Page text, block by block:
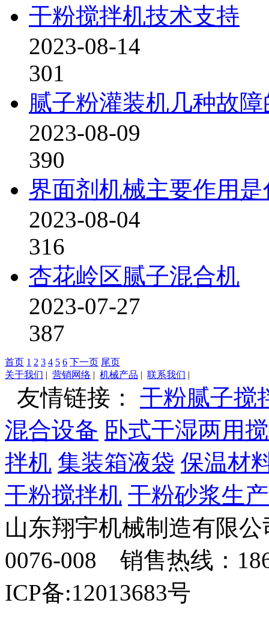
干粉搅拌机技术支持
2023-08-14
301
腻子粉灌装机几种故
2023-08-09
390
界面剂机械主要作用是
2023-08-04
316
杏花岭区腻子混合机
2023-07-27
387
首页 1 2 3 4 5 6 下一页 尾页
关于我们 | 营销网络 | 机械产品 | 联系我们 |
友情链接： 干粉腻子搅
混合设备 卧式干湿两用
拌机 集装箱液袋 保温材
干粉搅拌机 干粉砂浆生
山东翔宇机械制造有限
0076-008 销售热线：
ICP备:12013683号